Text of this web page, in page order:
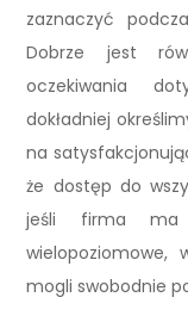
zaznaczyć
Dobrze jest
oczekiwania
dokładniej
na
że dostęp do
jeśli firma ma
mogli swobodnie